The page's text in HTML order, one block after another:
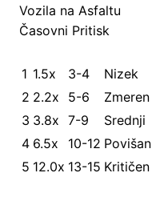
Vozila na Asfaltu
Časovni Pritisk
1 1.5x 3-4
Nizek
2 2.2x 5-6
Zmeren
3 3.8x 7-9
Srednji
4 6.5x 10-12 Povišan
5 12.0x 13-15 Kritičen